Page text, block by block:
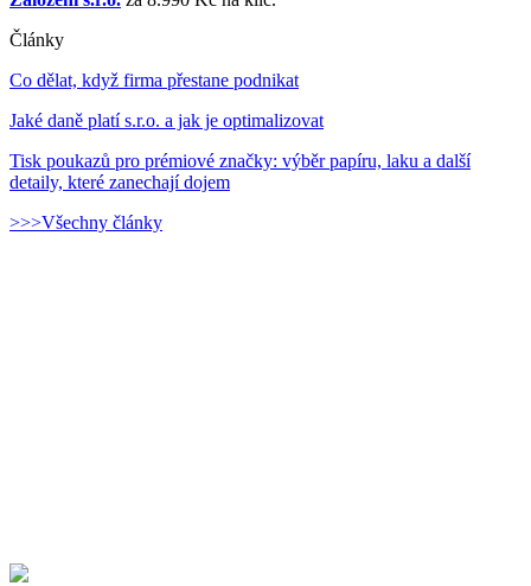
Články
Co dělat, když firma přestane podnikat
Jaké daně platí s.r.o. a jak je optimalizovat
Tisk poukazů pro prémiové značky: výběr papíru, laku a další
detaily, které zanechají dojem
>>>Všechny články